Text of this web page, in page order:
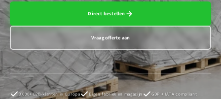
Direct bestellen
Vraag offerte aan
3.000+ B2B-klanten in Europa Eigen fabriek en magazijn
GDP + IATA compliant